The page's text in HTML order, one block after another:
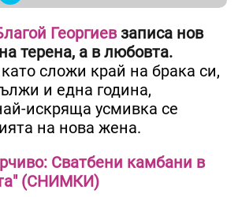
Георгиевзаписа нов
терена, а в любовта.
сложи край на брака си,
и една година,
искряща усмивка се
на нова жена.
Сватбени камбани в
(СНИМКИ)